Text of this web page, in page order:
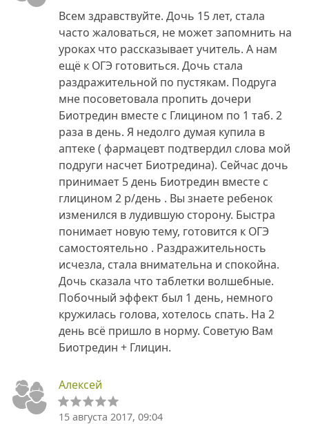
Всем здравствуйте. Дочь 15 лет, стала
часто жаловаться, не может запомнить на
уроках что рассказывает учитель. А нам
ещё к ОГЭ готовиться. Дочь стала
раздражительной по пустякам. Подруга
мне посоветовала пропить дочери
Биотредин вместе с Глицином по 1 таб. 2
раза в день. Я недолго думая купила в
аптеке ( фармацевт подтвердил слова мой
подруги насчет Биотредина). Сейчас дочь
принимает 5 день Биотредин вместе с
глицином 2 р/день . Вы знаете ребенок
изменился в лудившую сторону. Быстра
понимает новую тему, готовится к ОГЭ
самостоятельно . Раздражительность
исчезла, стала внимательна и спокойна.
Дочь сказала что таблетки волшебные.
Побочный эффект был 1 день, немного
кружилась голова, хотелось спать. На 2
день всё пришло в норму. Советую Вам
Биотредин + Глицин.
Алексей
15 августа 2017, 09:04